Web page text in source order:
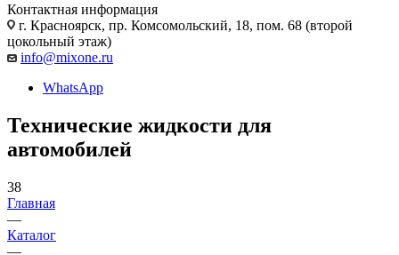
Контактная информация
г. Красноярск, пр. Комсомольский, 18, пом. 68 (второй
цокольный этаж)
info@mixone.ru
WhatsApp
Технические жидкости для
автомобилей
38
Главная
—
Каталог
—